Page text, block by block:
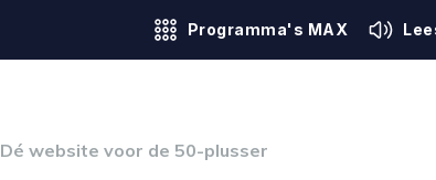
Programma's MAX
Dé website voor de 50-plusser